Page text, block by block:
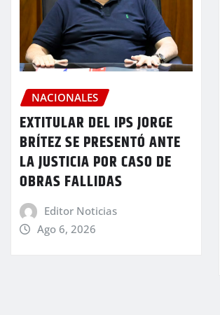
NACIONALES
EXTITULAR DEL IPS JORGE
BRÍTEZ SE PRESENTÓ ANTE
LA JUSTICIA POR CASO DE
OBRAS FALLIDAS
Editor Noticias
Ago 6, 2026